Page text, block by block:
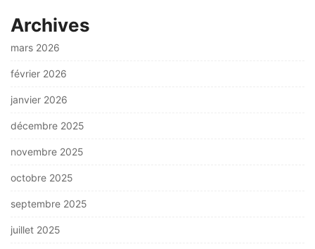
Archives
mars 2026
février 2026
janvier 2026
décembre 2025
novembre 2025
octobre 2025
septembre 2025
juillet 2025